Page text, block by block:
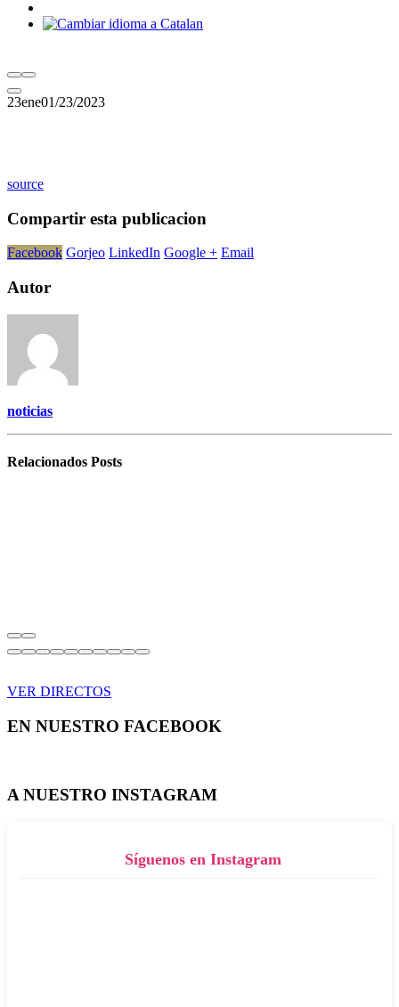
23ene01/23/2023
source
Compartir esta publicacion
Facebook Gorjeo LinkedIn Google + Email
Autor
noticias
Relacionados Posts
VER DIRECTOS
EN NUESTRO FACEBOOK
A NUESTRO INSTAGRAM
Síguenos en Instagram